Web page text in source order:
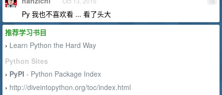
16
Py 我也不喜欢看 ... 看了头大
推荐学习书目
› Learn Python the Hard Way
Python Sites
› PyPI - Python Package Index
› http://diveintopython.org/toc/index.html